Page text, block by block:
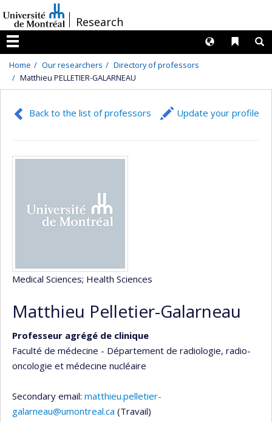
au
contenu
/Research
Menu
Liens
Langues
Home Our researchers
Directory of professors
Matthieu PELLETIER-GALARNEAU
Back to the list of professors Update your profile
Medical Sciences; Health Sciences
Matthieu Pelletier-Galarneau
Professeur agrégé de clinique
Faculté de médecine - Département de radiologie, radio-
oncologie et médecine nucléaire
Secondary email: matthieu.pelletier-
galarneau@umontreal.ca (Travail)